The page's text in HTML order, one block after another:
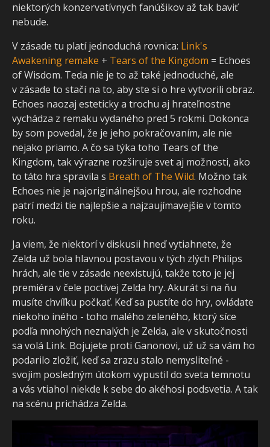
niektorých konzervatívnych fanúšikov až tak baviť
nebude.
V zásade tu platí jednoduchá rovnica: Link's
Awakening remake + Tears of the Kingdom = Echoes
of Wisdom. Teda nie je to až také jednoduché, ale
v zásade to stačí na to, aby ste si o hre vytvorili obraz.
Echoes naozaj esteticky a trochu aj hrateľnostne
vychádza z remaku vydaného pred 5 rokmi. Dokonca
by som povedal, že je jeho pokračovaním, ale nie
nejako priamo. A čo sa týka toho Tears of the
Kingdom, tak výrazne rozširuje svet aj možnosti, ako
to táto hra spravila s Breath of The Wild. Možno tak
Echoes nie je najoriginálnejšou hrou, ale rozhodne
patrí medzi tie najlepšie a najzaujímavejšie v tomto
roku.
Ja viem, že niektorí v diskusii hneď vytiahnete, že
Zelda už bola hlavnou postavou v tých zlých Philips
hrách, ale tie v zásade neexistujú, takže toto je jej
premiéra v čele poctivej Zelda hry. Akurát si na ňu
musíte chvíľku počkať. Keď sa pustíte do hry, ovládate
niekoho iného - toho malého zeleného, ktorý síce
podľa mnohých neznalých je Zelda, ale v skutočnosti
sa volá Link. Bojujete proti Ganonovi, už už sa vám ho
podarilo zložiť, keď sa zrazu stalo nemysliteľné -
svojim posledným útokom vypustil do sveta temnotu
a vás vtiahol niekde k sebe do akéhosi podsvetia. A tak
na scénu prichádza Zelda.